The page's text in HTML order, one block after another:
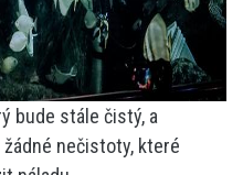
bude stále čistý, a
nečistoty, které